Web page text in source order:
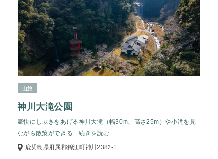
山旅
神川大滝公園
豪快にしぶきをあげる神川大滝（幅30m、高さ25m）や小滝を見
ながら散策ができる…続きを読む
鹿児島県肝属郡錦江町神川2382-1